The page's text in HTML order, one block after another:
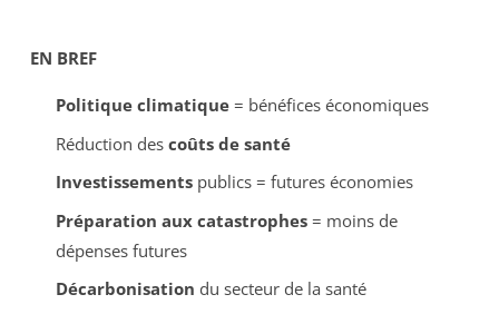
EN BREF
Politique climatique= bénéfices économiques
Réduction des coûts de santé
Investissementspublics = futures économies
Préparation aux catastrophes= moins de
dépenses futures
Décarbonisation du secteur de la santé